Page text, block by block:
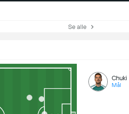
Se alle
Chuki
Mål